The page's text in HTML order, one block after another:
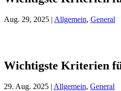
Aug. 29, 2025 | Allgemein, General
Wichtigste Kriterien
29. Aug. 2025 | Allgemein, General